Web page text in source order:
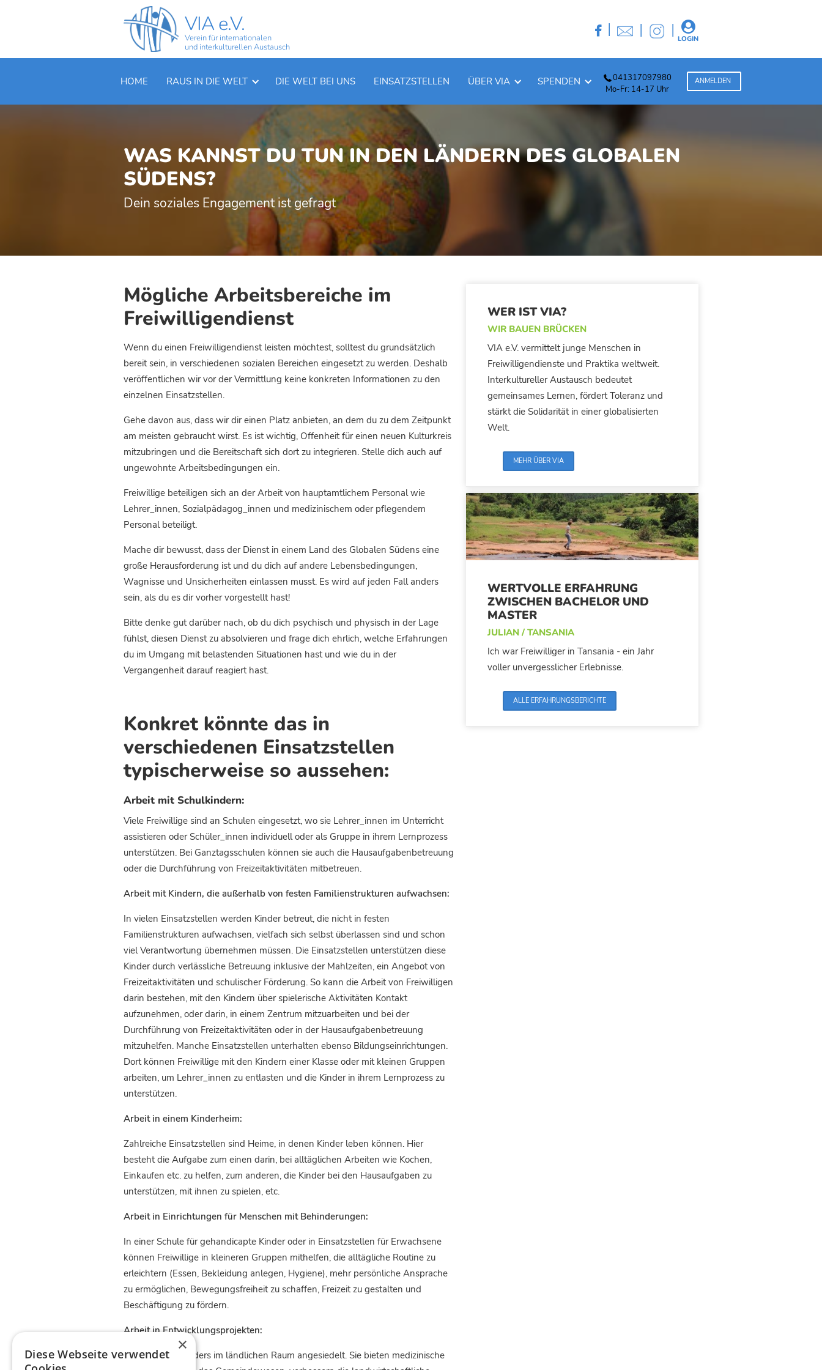
WAS KANNST DU TUN IN DEN LÄNDERN DES GLOBALEN
SÜDENS?
Dein soziales Engagement ist gefragt
Mögliche Arbeitsbereiche im
Freiwilligendienst
Wenn du einen Freiwilligendienst leisten möchtest, solltest du grundsätzlich
bereit sein, in verschiedenen sozialen Bereichen eingesetzt zu werden. Deshalb
veröffentlichen wir vor der Vermittlung keine konkreten Informationen zu den
einzelnen Einsatzstellen.
Gehe davon aus, dass wir dir einen Platz anbieten, an dem du zu dem Zeitpunkt
am meisten gebraucht wirst. Es ist wichtig, Offenheit für einen neuen Kulturkreis
mitzubringen und die Bereitschaft sich dort zu integrieren. Stelle dich auch auf
ungewohnte Arbeitsbedingungen ein.
Freiwillige beteiligen sich an der Arbeit von hauptamtlichem Personal wie
Lehrer_innen, Sozialpädagog_innen und medizinischem oder pflegendem
Personal beteiligt.
Mache dir bewusst, dass der Dienst in einem Land des Globalen Südens eine
große Herausforderung ist und du dich auf andere Lebensbedingungen,
Wagnisse und Unsicherheiten einlassen musst. Es wird auf jeden Fall anders
sein, als du es dir vorher vorgestellt hast!
Bitte denke gut darüber nach, ob du dich psychisch und physisch in der Lage
fühlst, diesen Dienst zu absolvieren und frage dich ehrlich, welche Erfahrungen
du im Umgang mit belastenden Situationen hast und wie du in der
Vergangenheit darauf reagiert hast.
Konkret könnte das in
verschiedenen Einsatzstellen
typischerweise so aussehen:
Arbeit mit Schulkindern:
Viele Freiwillige sind an Schulen eingesetzt, wo sie Lehrer_innen im Unterricht
assistieren oder Schüler_innen individuell oder als Gruppe in ihrem Lernprozess
unterstützen. Bei Ganztagsschulen können sie auch die Hausaufgabenbetreuung
oder die Durchführung von Freizeitaktivitäten mitbetreuen.
Arbeit mit Kindern, die außerhalb von festen Familienstrukturen aufwachsen:
In vielen Einsatzstellen werden Kinder betreut, die nicht in festen
Familienstrukturen aufwachsen, vielfach sich selbst überlassen sind und schon
viel Verantwortung übernehmen müssen. Die Einsatzstellen unterstützen diese
Kinder durch verlässliche Betreuung inklusive der Mahlzeiten, ein Angebot von
Freizeitaktivitäten und schulischer Förderung. So kann die Arbeit von Freiwilligen
darin bestehen, mit den Kindern über spielerische Aktivitäten Kontakt
aufzunehmen, oder darin, in einem Zentrum mitzuarbeiten und bei der
Durchführung von Freizeitaktivitäten oder in der Hausaufgabenbetreuung
mitzuhelfen. Manche Einsatzstellen unterhalten ebenso Bildungseinrichtungen.
Dort können Freiwillige mit den Kindern einer Klasse oder mit kleinen Gruppen
arbeiten, um Lehrer_innen zu entlasten und die Kinder in ihrem Lernprozess zu
unterstützen.
Arbeit in einem Kinderheim:
Zahlreiche Einsatzstellen sind Heime, in denen Kinder leben können. Hier
besteht die Aufgabe zum einen darin, bei alltäglichen Arbeiten wie Kochen,
Einkaufen etc. zu helfen, zum anderen, die Kinder bei den Hausaufgaben zu
unterstützen, mit ihnen zu spielen, etc.
Arbeit in Einrichtungen für Menschen mit Behinderungen:
In einer Schule für gehandicapte Kinder oder in Einsatzstellen für Erwachsene
können Freiwillige in kleineren Gruppen mithelfen, die alltägliche Routine zu
erleichtern (Essen, Bekleidung anlegen, Hygiene), mehr persönliche Ansprache
zu ermöglichen, Bewegungsfreiheit zu schaffen, Freizeit zu gestalten und
Beschäftigung zu fördern.
Arbeit in Entwicklungsprojekten:
Diese sind besonders im ländlichen Raum angesiedelt. Sie bieten medizinische
WER IST VIA?
WIR BAUEN BRÜCKEN
VIA e.V. vermittelt junge Menschen in
Freiwilligendienste und Praktika weltweit.
Interkultureller Austausch bedeutet
gemeinsames Lernen, fördert Toleranz und
stärkt die Solidarität in einer globalisierten
Welt.
MEHR ÜBER VIA
WERTVOLLE ERFAHRUNG
ZWISCHEN BACHELOR UND
MASTER
JULIAN / TANSANIA
Ich war Freiwilliger in Tansania - ein Jahr
voller unvergesslicher Erlebnisse.
ALLE ERFAHRUNGSBERICHTE
VIA e.V.
Verein für internationalen
und interkulturellen Austausch
 | | | 
LOGIN
HOME RAUS IN DIE WELT DIE WELT BEI UNS EINSATZSTELLEN ÜBER VIA SPENDEN
041317097980
Mo-Fr: 14-17 Uhr
ANMELDEN
×
Diese Webseite verwendet